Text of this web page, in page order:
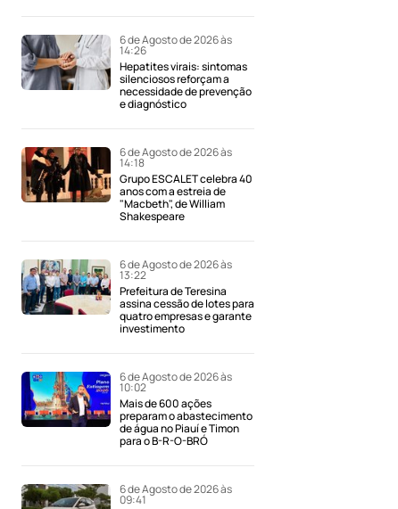
6 de Agosto de 2026 às
14:26
Hepatites virais: sintomas
silenciosos reforçam a
necessidade de prevenção
e diagnóstico
6 de Agosto de 2026 às
14:18
Grupo ESCALET celebra 40
anos com a estreia de
"Macbeth", de William
Shakespeare
6 de Agosto de 2026 às
13:22
Prefeitura de Teresina
assina cessão de lotes para
quatro empresas e garante
investimento
6 de Agosto de 2026 às
10:02
Mais de 600 ações
preparam o abastecimento
de água no Piauí e Timon
para o B-R-O-BRÓ
6 de Agosto de 2026 às
09:41